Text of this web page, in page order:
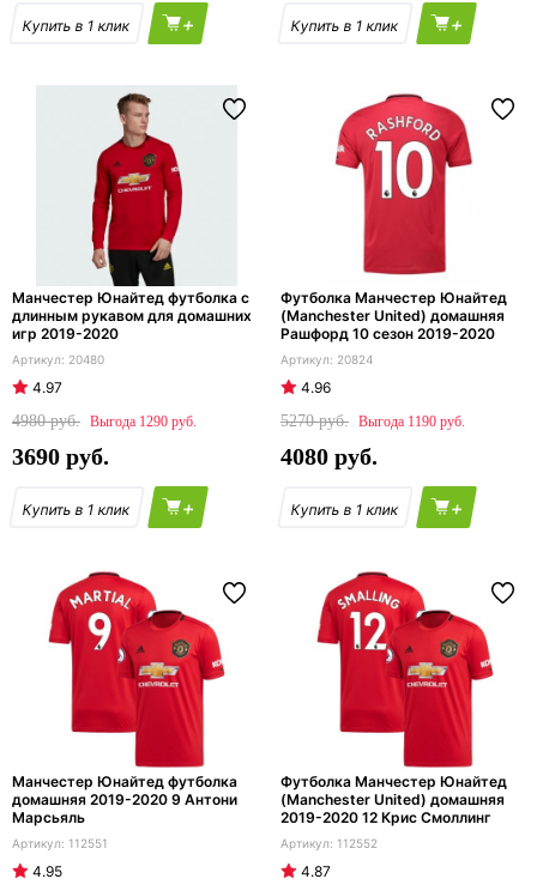
+ +
Манчестер Юнайтед футболка с
длинным рукавом для домашних
игр 2019-2020
20480
4.97
4980
1290
3690
+
Футболка Манчестер Юнайтед
(Manchester United) домашняя
Рашфорд 10 сезон 2019-2020
20824
4.96
5270
1190
4080
+
Манчестер Юнайтед футболка
домашняя 2019-2020 9 Антони
Марсьяль
112551
4.95
Футболка Манчестер Юнайтед
(Manchester United) домашняя
2019-2020 12 Крис Смоллинг
112552
4.87